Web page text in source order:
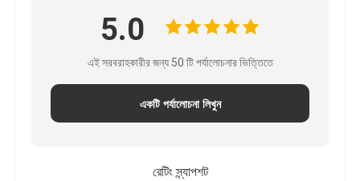
5.0
এই সরবরাহকারীর জন্য 50 টি পর্যালোচনার ভিত্তিতে
একটি পর্যালোচনা লিখুন
রেটিং স্ন্যাপশট